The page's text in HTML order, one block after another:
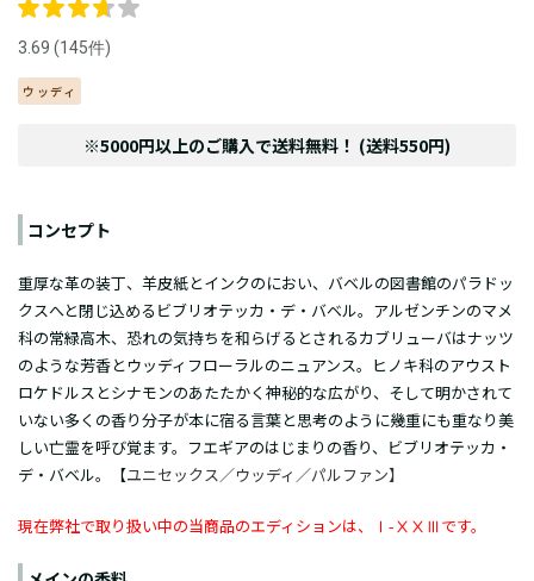
3.69 (145件)
ウッディ
※5000円以上のご購入で送料無料！ (送料550円)
コンセプト
重厚な革の装丁、羊皮紙とインクのにおい、バベルの図書館のパラドッ
クスへと閉じ込めるビブリオテッカ・デ・バベル。アルゼンチンのマメ
科の常緑高木、恐れの気持ちを和らげるとされるカブリューバはナッツ
のような芳香とウッディフローラルのニュアンス。ヒノキ科のアウスト
ロケドルスとシナモンのあたたかく神秘的な広がり、そして明かされて
いない多くの香り分子が本に宿る言葉と思考のように幾重にも重なり美
しい亡霊を呼び覚ます。フエギアのはじまりの香り、ビブリオテッカ・
デ・バベル。【ユニセックス／ウッディ／パルファン】
現在弊社で取り扱い中の当商品のエディションは、Ⅰ-ⅩⅩⅢです。